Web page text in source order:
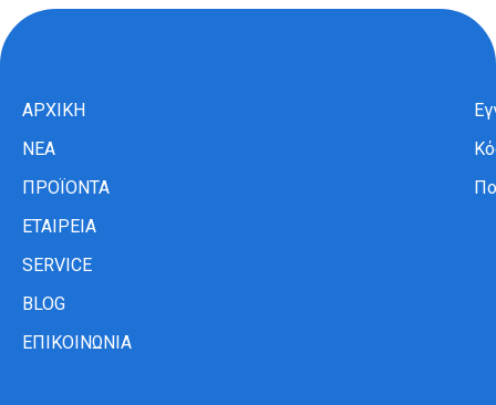
ΑΡΧΙΚΗ
ΝΕΑ
ΠΡΟΪΟΝΤΑ
ΕΤΑΙΡΕΙΑ
SERVICE
BLOG
ΕΠΙΚΟΙΝΩΝΙΑ